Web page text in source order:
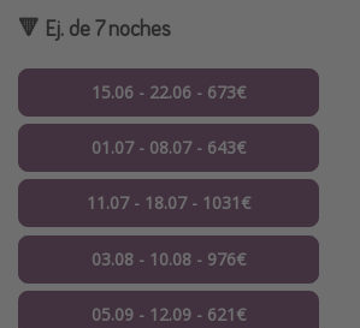
🔻 Ej. de 7 noches
15.06 - 22.06 - 673€
01.07 - 08.07 - 643€
11.07 - 18.07 - 1031€
03.08 - 10.08 - 976€
05.09 - 12.09 - 621€